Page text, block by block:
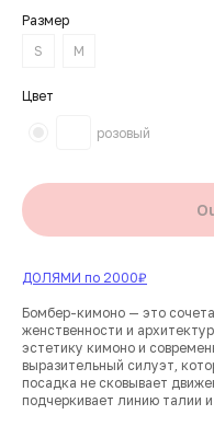
Размер
S
M
Цвет
розовый
ДОЛЯМИ по 2000₽
Бомбер-кимоно — это
женственности и
эстетику кимоно и
выразительный силуэт,
посадка не сковывает
подчеркивает линию талии